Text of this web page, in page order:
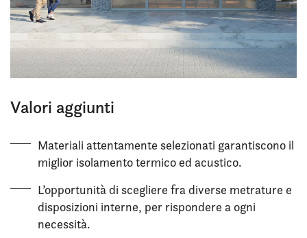
Valori aggiunti
Materiali attentamente selezionati garantiscono il
miglior isolamento termico ed acustico.
L’opportunità di scegliere fra diverse metrature e
disposizioni interne, per rispondere a ogni
necessità.